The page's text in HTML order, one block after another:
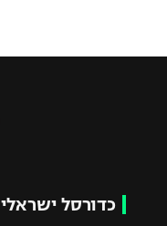
כדורסל ישראלי